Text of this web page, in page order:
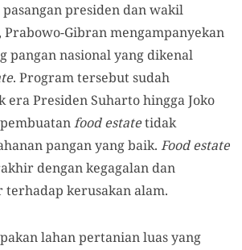
presiden dan wakil
Gibran mengampanyekan
pangan nasional yang dikenal
. Program tersebut sudah
era Presiden Suharto hingga Joko
food estatetidak
pangan yang baik. Food estate
dengan kegagalan dan
terhadap kerusakan alam.
lahan pertanian luas yang